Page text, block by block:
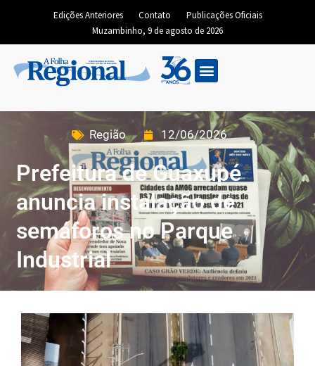
Edições Anteriores Contato
Publicações Oficiais
Muzambinho, 9 de agosto de 2026
Região 12/06/2026
Prefeitura de Guaxupé
anuncia instalação de
semáforos no Parque
Industrial